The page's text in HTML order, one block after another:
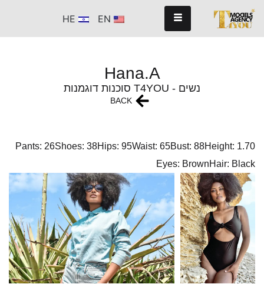
EN
HE
Hana.A
נשים - T4YOU סוכנות דוגמנות
BACK
Height: 1.70
Bust: 88
Waist: 65
Hips: 95
Shoes: 38
Pants: 26
Hair: Black
Eyes: Brown